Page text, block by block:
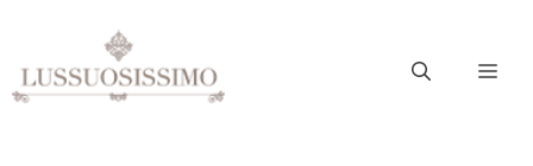
contenuto